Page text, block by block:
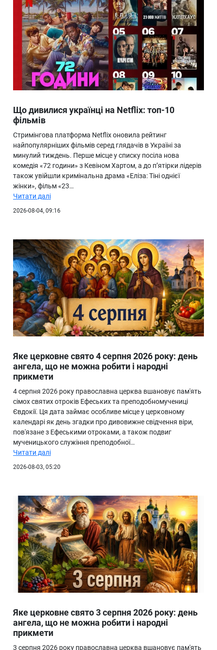
Що дивилися українці на Netflix: топ-10
фільмів
Стримінгова платформа Netflix оновила рейтинг
найпопулярніших фільмів серед глядачів в Україні за
минулий тиждень. Перше місце у списку посіла нова
комедія «72 години» з Кевіном Хартом, а до п’ятірки лідерів
також увійшли кримінальна драма «Еліза: Тіні однієї
жінки», фільм «23…
Читати далі
2026-08-04, 09:16
Яке церковне свято 4 серпня 2026 року: день
ангела, що не можна робити і народні
прикмети
4 серпня 2026 року православна церква вшановує пам'ять
сімох святих отроків Ефеських та преподобномучениці
Євдокії. Ця дата займає особливе місце у церковному
календарі як день згадки про дивовижне свідчення віри,
пов'язане з Ефеськими отроками, а також подвиг
мученицького служіння преподобної…
Читати далі
2026-08-03, 05:20
Яке церковне свято 3 серпня 2026 року: день
ангела, що не можна робити і народні
прикмети
3 серпня 2026 року православна церква вшановує пам'ять